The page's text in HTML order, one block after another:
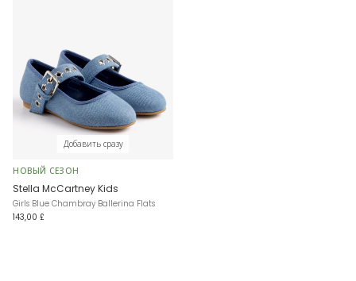
Добавить сразу
НОВЫЙ СЕЗОН
Stella McCartney Kids
Girls Blue Chambray Ballerina Flats
143,00 £